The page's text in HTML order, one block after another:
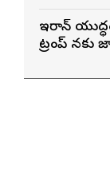
ఇరాన్
ట్రంప్